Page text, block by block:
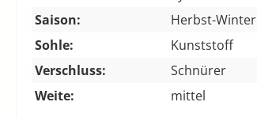
Saison:
Herbst-Winter
Sohle:
Kunststoff
Verschluss:
Schnürer
Weite:
mittel